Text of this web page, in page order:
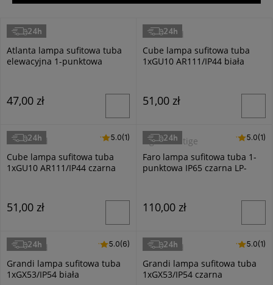
Goldlux
Atlanta lampa sufitowa tuba
elewacyjna 1-punktowa
47,00 zł
24h
Masterled
Cube lampa sufitowa tuba
1xGU10 AR111/IP44 biała
51,00 zł
24h
Masterled
Cube lampa sufitowa tuba
1xGU10 AR111/IP44 czarna
5.0 (1)
5.0(1)
51,00 zł
24h
Light Prestige
Faro lampa sufitowa tuba 1-
punktowa IP65 czarna LP-
5.0 (1)
5.0(1)
110,00 zł
24h
Masterled
Grandi lampa sufitowa tuba
1xGX53/IP54 biała
5.0 (6)
5.0(6)
24h
Masterled
Grandi lampa sufitowa tuba
1xGX53/IP54 czarna
5.0 (1)
5.0(1)
24h